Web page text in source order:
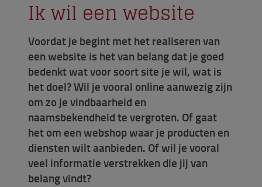
Ik wil een website
Voordat je begint met het realiseren van
een website is het van belang dat je goed
bedenkt wat voor soort site je wil, wat is
het doel? Wil je vooral online aanwezig zijn
om zo je vindbaarheid en
naamsbekendheid te vergroten. Of gaat
het om een webshop waar je producten en
diensten wilt aanbieden. Of wil je vooral
veel informatie verstrekken die jij van
belang vindt?